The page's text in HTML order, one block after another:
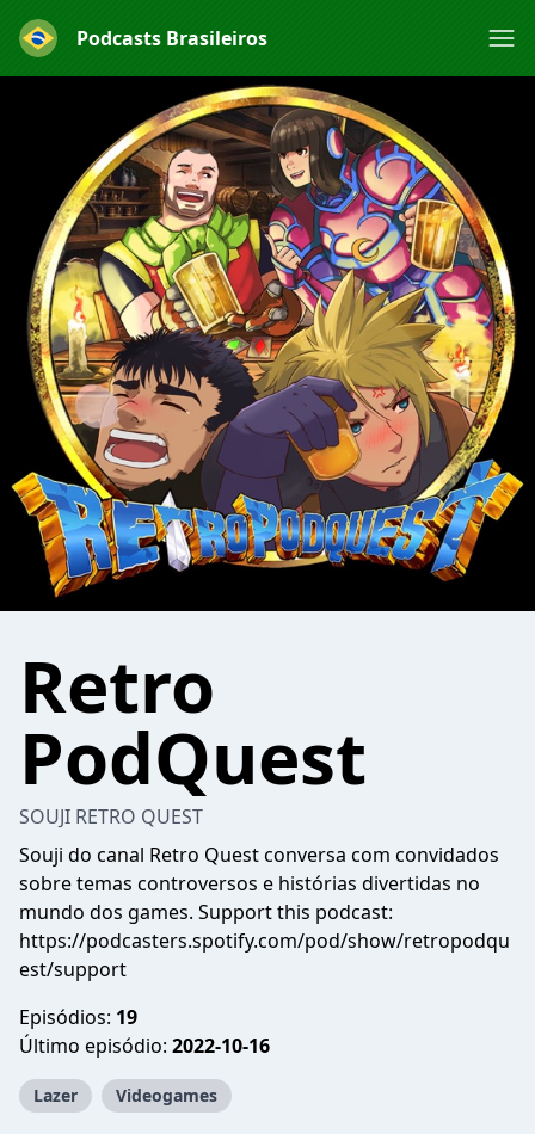
Podcasts Brasileiros
Retro
PodQuest
SOUJI RETRO QUEST
Souji do canal Retro Quest conversa com convidados
sobre temas controversos e histórias divertidas no
mundo dos games. Support this podcast:
https://podcasters.spotify.com/pod/show/retropodqu
est/support
Episódios: 19
Último episódio: 2022-10-16
Lazer Videogames